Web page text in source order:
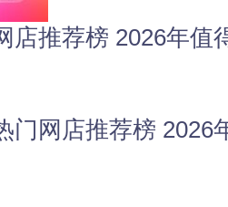
店推荐榜 2026年值